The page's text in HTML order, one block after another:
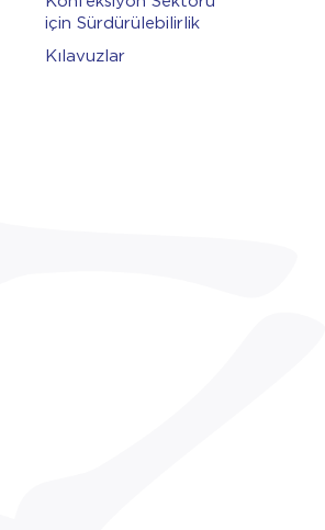
için Sürdürülebilirlik
Kılavuzlar